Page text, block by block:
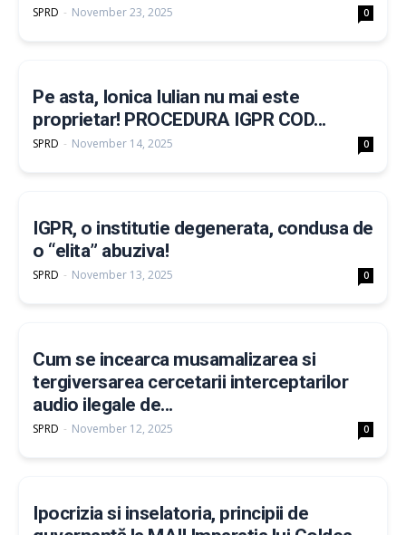
SPRD - November 23, 2025 0
Pe asta, Ionica Iulian nu mai este
proprietar! PROCEDURA IGPR COD...
SPRD - November 14, 2025 0
IGPR, o institutie degenerata, condusa de
o “elita” abuziva!
SPRD - November 13, 2025 0
Cum se incearca musamalizarea si
tergiversarea cercetarii interceptarilor
audio ilegale de...
SPRD - November 12, 2025 0
Ipocrizia si inselatoria, principii de